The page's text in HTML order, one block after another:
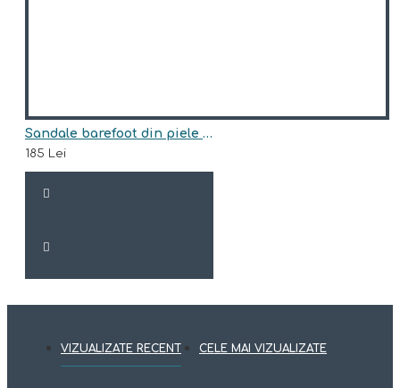
Sandale barefoot din piele naturala model BRUCE
185 Lei
VIZUALIZATE RECENT CELE MAI VIZUALIZATE